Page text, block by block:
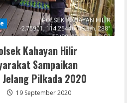
Kahayan Hilir
Sampaikan
Pilkada 2020
19 September 2020